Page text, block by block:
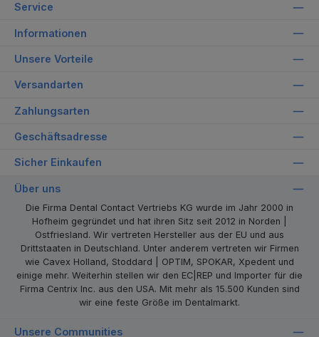
Service
Informationen
Unsere Vorteile
Versandarten
Zahlungsarten
Geschäftsadresse
Sicher Einkaufen
Über uns
Die Firma Dental Contact Vertriebs KG wurde im Jahr 2000 in
Hofheim gegründet und hat ihren Sitz seit 2012 in Norden |
Ostfriesland. Wir vertreten Hersteller aus der EU und aus
Drittstaaten in Deutschland. Unter anderem vertreten wir Firmen
wie Cavex Holland, Stoddard | OPTIM, SPOKAR, Xpedent und
einige mehr. Weiterhin stellen wir den EC|REP und Importer für die
Firma Centrix Inc. aus den USA. Mit mehr als 15.500 Kunden sind
wir eine feste Größe im Dentalmarkt.
Unsere Communities